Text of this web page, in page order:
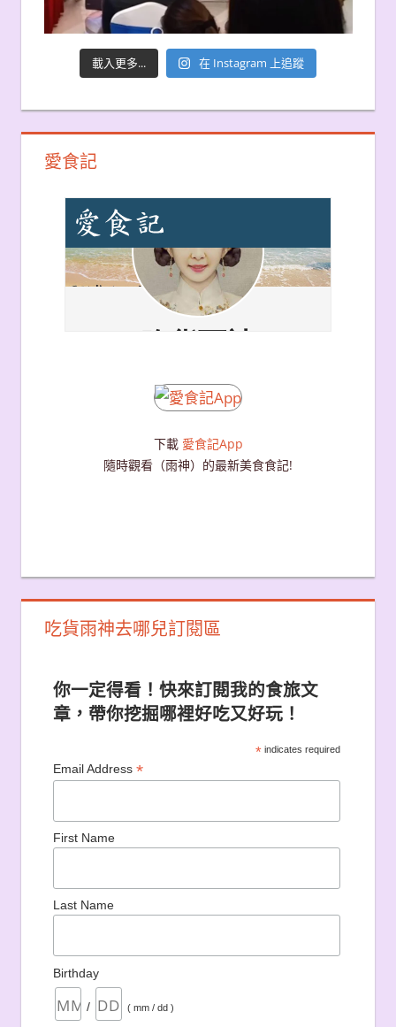
載入更多... 在 Instagram 上追蹤
愛食記
下載 愛食記App
隨時觀看（雨神）的最新美食食記!
吃貨雨神去哪兒訂閱區
你一定得看！快來訂閱我的食旅文
章，帶你挖掘哪裡好吃又好玩！
*indicates required
Email Address *
First Name
Last Name
Birthday
/ ( mm / dd )